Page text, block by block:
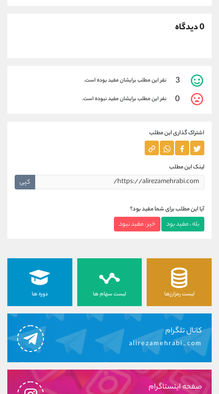
0 دیدگاه
3 نفر این مطلب برایشان مفید بوده است.
0 نفر این مطلب برایشان مفید نبوده است.
اشتراک گذاری این مطلب
لینک این مطلب
کپی
آیا این مطلب برای شما مفید بود؟
بله ، مفید بود خیر ، مفید نبود
لیست رمزارزها لیست سهام ها دوره ها
کانال تلگرام
alirezamehrabi_com
صفحه اینستاگرام